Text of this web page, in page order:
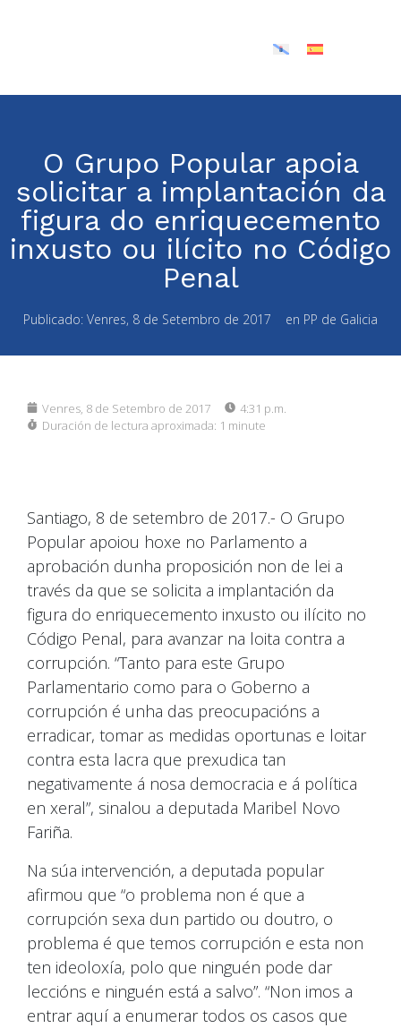
O Grupo Popular apoia
solicitar a implantación da
figura do enriquecemento
inxusto ou ilícito no Código
Penal
Publicado: Venres, 8 de Setembro de 2017 en PP de Galicia
Venres, 8 de Setembro de 2017
4:31 p.m.
Duración de lectura aproximada: 1 minute
Santiago, 8 de setembro de 2017.- O Grupo
Popular apoiou hoxe no Parlamento a
aprobación dunha proposición non de lei a
través da que se solicita a implantación da
figura do enriquecemento inxusto ou ilícito no
Código Penal, para avanzar na loita contra a
corrupción. “Tanto para este Grupo
Parlamentario como para o Goberno a
corrupción é unha das preocupacións a
erradicar, tomar as medidas oportunas e loitar
contra esta lacra que prexudica tan
negativamente á nosa democracia e á política
en xeral”, sinalou a deputada Maribel Novo
Fariña.
Na súa intervención, a deputada popular
afirmou que “o problema non é que a
corrupción sexa dun partido ou doutro, o
problema é que temos corrupción e esta non
ten ideoloxía, polo que ninguén pode dar
leccións e ninguén está a salvo”. “Non imos a
entrar aquí a enumerar todos os casos que